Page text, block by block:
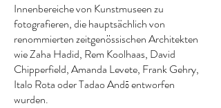
Innenbereiche von Kunstmuseen zu
fotografieren, die hauptsächlich von
renommierten zeitgenössischen Architekten
wie Zaha Hadid, Rem Koolhaas, David
Chipperfield, Amanda Levete, Frank Gehry,
Italo Rota oder Tadao Andō entworfen
wurden.